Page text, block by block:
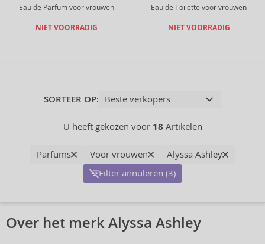
Eau de Parfum voor vrouwen
NIET VOORRADIG
Eau de Toilette voor vrouwen
NIET VOORRADIG
SORTEER OP:
U heeft gekozen voor 18 Artikelen
Parfums Voor vrouwen
Alyssa Ashley
Filter annuleren (3)
Over het merk Alyssa Ashley